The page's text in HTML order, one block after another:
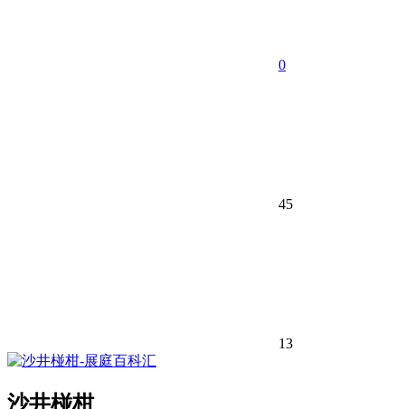
0
45
13
沙井椪柑